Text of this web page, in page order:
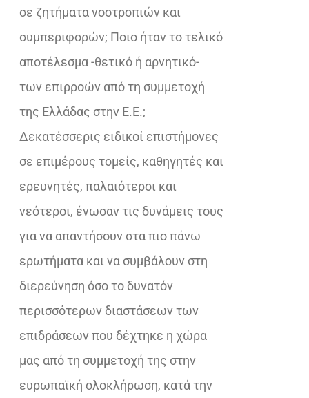
σε ζητήματα νοοτροπιών και
συμπεριφορών; Ποιο ήταν το τελικό
αποτέλεσμα -θετικό ή αρνητικό-
των επιρροών από τη συμμετοχή
της Ελλάδας στην Ε.Ε.;
Δεκατέσσερις ειδικοί επιστήμονες
σε επιμέρους τομείς, καθηγητές και
ερευνητές, παλαιότεροι και
νεότεροι, ένωσαν τις δυνάμεις τους
για να απαντήσουν στα πιο πάνω
ερωτήματα και να συμβάλουν στη
διερεύνηση όσο το δυνατόν
περισσότερων διαστάσεων των
επιδράσεων που δέχτηκε η χώρα
μας από τη συμμετοχή της στην
ευρωπαϊκή ολοκλήρωση, κατά την